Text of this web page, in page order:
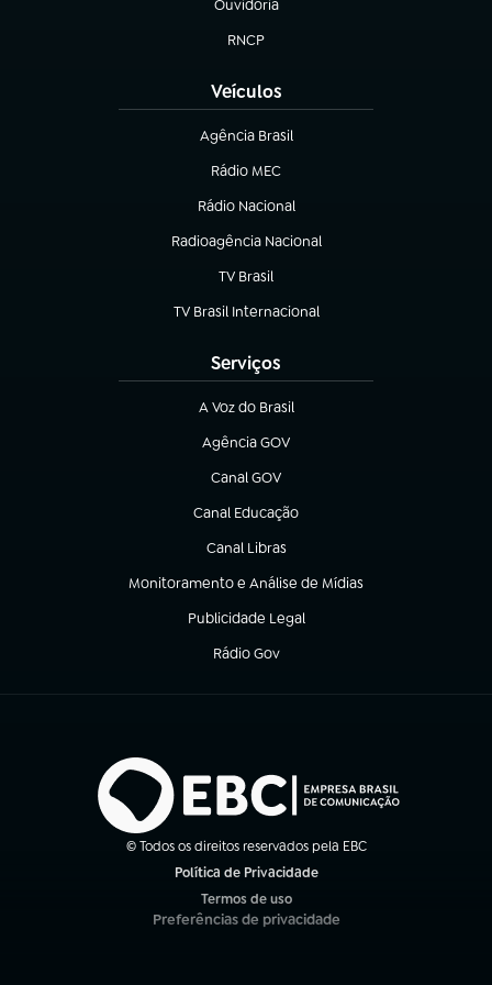
Ouvidoria
(abre em nova aba)
RNCP
(abre em nova aba)
Veículos
Agência Brasil
(abre em nova aba)
Rádio MEC
(abre em nova aba)
Rádio Nacional
Radioagência Nacional
(abre em nova aba)
TV Brasil
(abre em nova aba)
TV Brasil Internacional
(abre em nova aba)
Serviços
A Voz do Brasil
(abre em nova aba)
Agência GOV
(abre em nova aba)
Canal GOV
(abre em nova aba)
Canal Educação
(abre em nova aba)
Canal Libras
(abre em nova aba)
Monitoramento e Análise de Mídias
(abre em nova aba)
Publicidade Legal
(abre em nova aba)
Rádio Gov
(abre em nova aba)
© Todos os direitos reservados pela EBC
Política de Privacidade
Termos de uso
(abre em nova aba)
Preferências de privacidade